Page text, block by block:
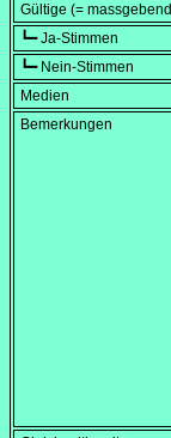
Gültige (=
┗━ Ja-Stimmen
┗━ Nein-Stimmen
Medien
Bemerkungen